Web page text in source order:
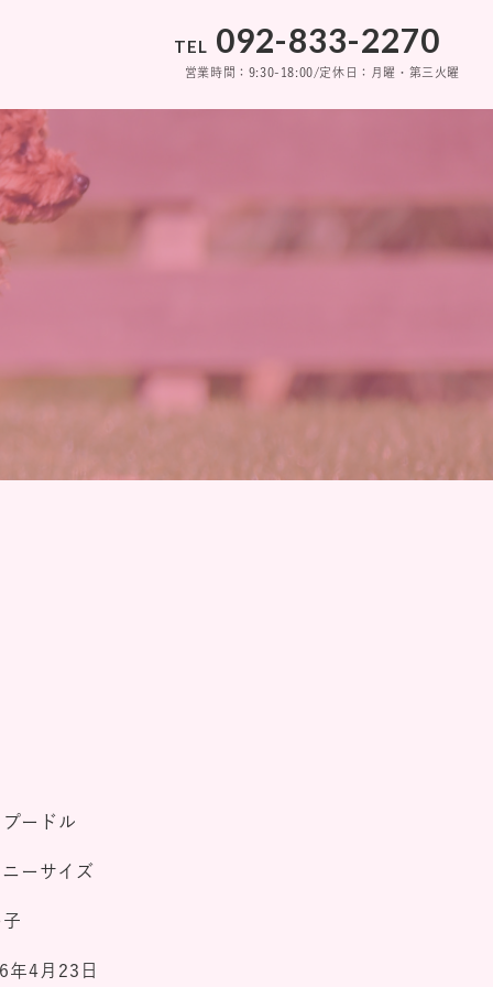
TEL 092-833-2270
営業時間：9:30-18:00/定休日：月曜・第三火曜
TEL 092-833-2270
営業時間：9:30-18:00/定休日：月曜・第三火曜
ードル
ーサイズ
年4月23日